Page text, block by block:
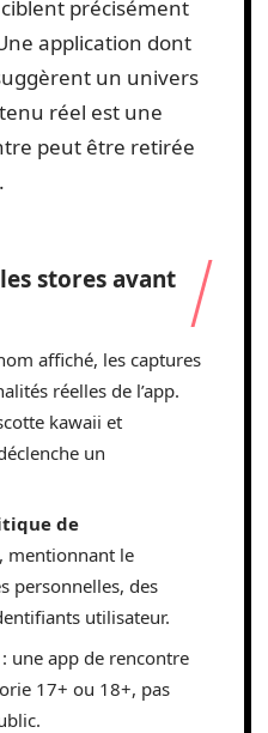
précisément
application dont
un univers
réel est une
peut être retirée
stores avant
affiché, les captures
réelles de l’app.
kawaii et
un
de
mentionnant le
personnelles, des
utilisateur.
une app de rencontre
17+ ou 18+, pas